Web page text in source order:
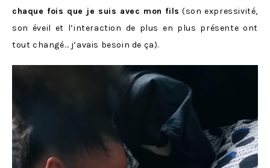
chaque fois que je suis avec mon fils (son expressivité,
son éveil et l’interaction de plus en plus présente ont
tout changé… j’avais besoin de ça).